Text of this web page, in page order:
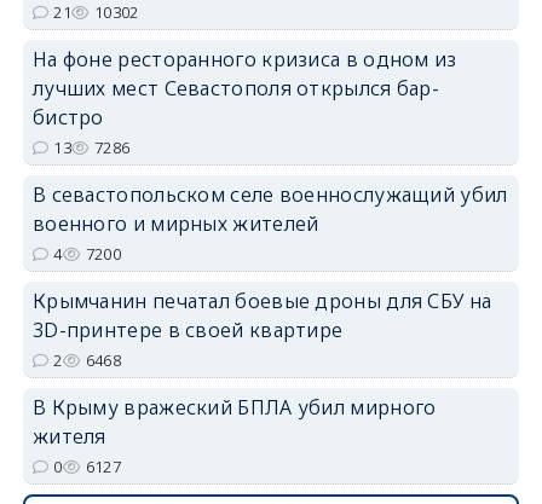
21 10302
На фоне ресторанного кризиса в одном из
лучших мест Севастополя открылся бар-
бистро
13 7286
В севастопольском селе военнослужащий убил
военного и мирных жителей
4 7200
Крымчанин печатал боевые дроны для СБУ на
3D-принтере в своей квартире
2 6468
В Крыму вражеский БПЛА убил мирного
жителя
0 6127